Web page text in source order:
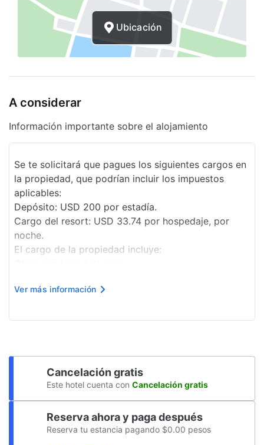
Piscina
Sauna
Solárium
Se aceptan tarjetas de crédito
Servicio de ama de llaves
Cunas
Animales de servicio
Llamadas locales gratis
Servicios con cargo extra
Parque acuático
Yoga
Ubicación
A considerar
Información importante sobre el alojamiento
Se te solicitará que pagues los siguientes cargos en
la propiedad, que podrían incluir los impuestos
aplicables:
Depósito: USD 200 por estadía.
Cargo del resort: USD 33.74 por hospedaje, por
noche.
El cargo de la propiedad incluye:
Uso de la sala de fitness
Caja de seguridad de la habitación
Ver más información
Cancelación gratis
Este hotel cuenta con Cancelación gratis
Reserva ahora y paga después
Reserva tu estancia pagando $0.00 pesos